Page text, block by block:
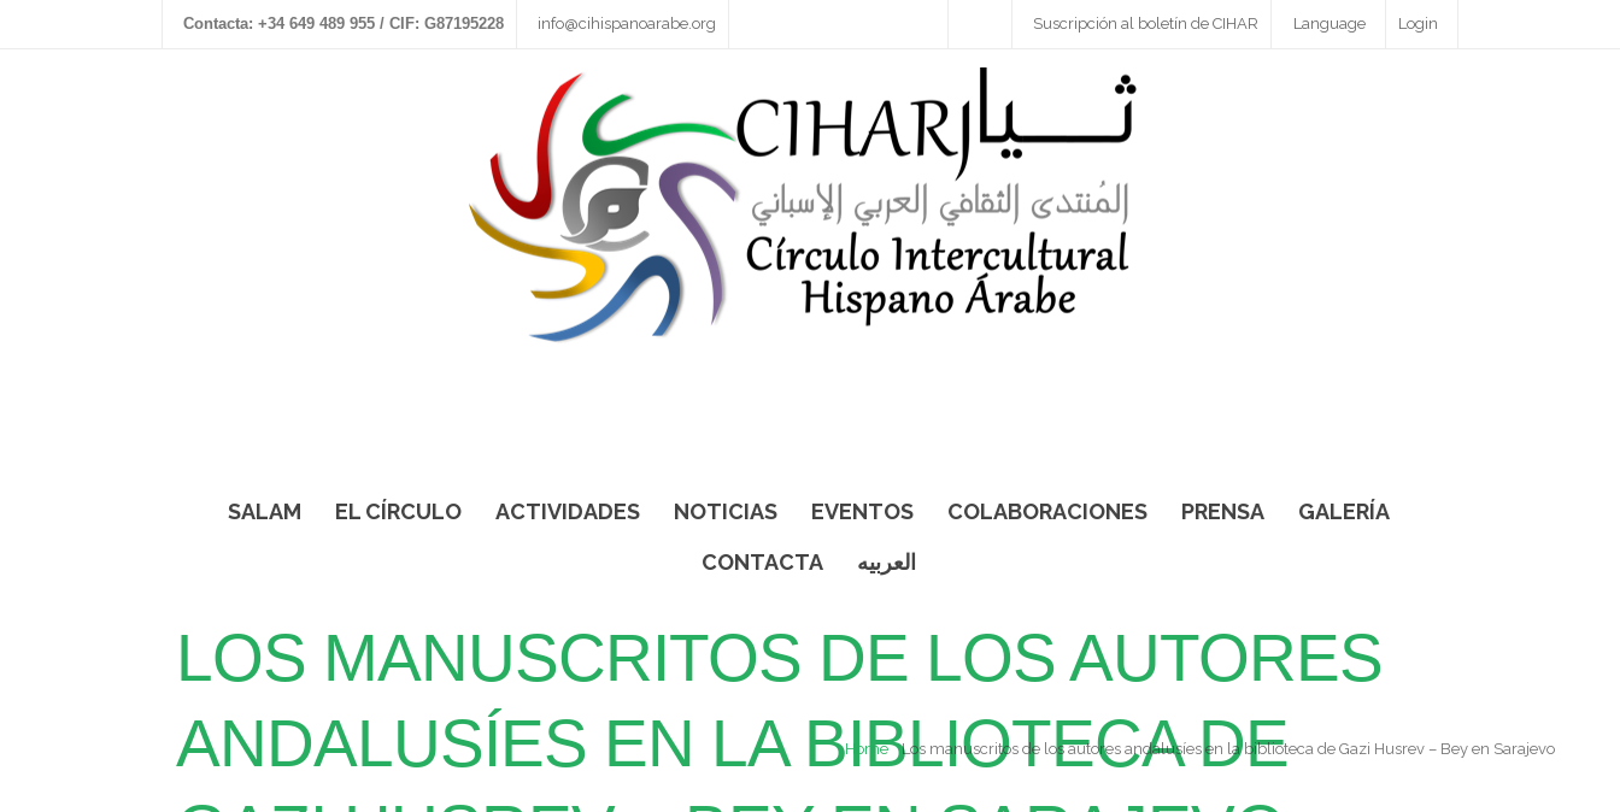
Contacta: +34 649 489 955 / CIF: G87195228 info@cihispanoarabe.org Login
Language
Suscripción al boletín de CIHAR
SALAM EL CÍRCULO ACTIVIDADES NOTICIAS EVENTOS COLABORACIONES PRENSA
GALERÍA
CONTACTA
العربيه
LOS MANUSCRITOS DE LOS AUTORES
ANDALUSÍES EN LA BIBLIOTECA DE
Home Los manuscritos de los autores andalusíes en la biblioteca de Gazi Husrev – Bey en Sarajevo